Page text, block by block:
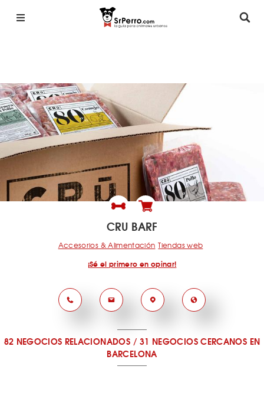
CRU BARF
Accesorios & Alimentación Tiendas web
¡Sé el primero en opinar!
82 NEGOCIOS RELACIONADOS/31 NEGOCIOS CERCANOS EN
BARCELONA